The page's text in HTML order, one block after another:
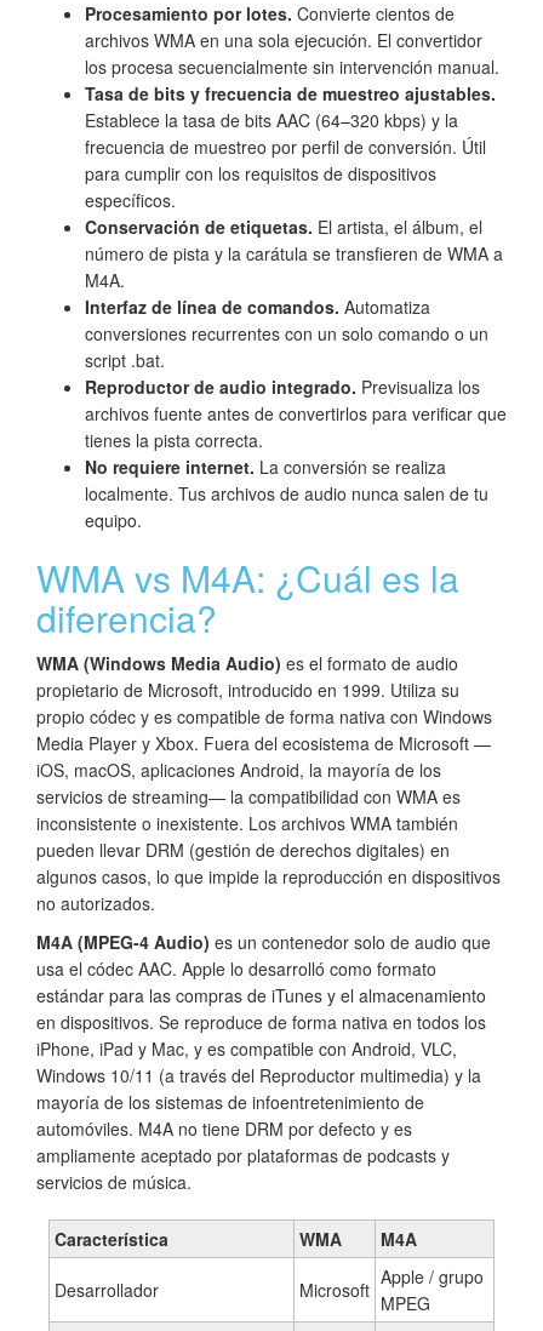
Procesamiento por lotes. Convierte cientos de
archivos WMA en una sola ejecución. El convertidor
los procesa secuencialmente sin intervención manual.
Tasa de bits y frecuencia de muestreo ajustables.
Establece la tasa de bits AAC (64–320 kbps) y la
frecuencia de muestreo por perfil de conversión. Útil
para cumplir con los requisitos de dispositivos
específicos.
Conservación de etiquetas. El artista, el álbum, el
número de pista y la carátula se transfieren de WMA a
M4A.
Interfaz de línea de comandos. Automatiza
conversiones recurrentes con un solo comando o un
script .bat.
Reproductor de audio integrado. Previsualiza los
archivos fuente antes de convertirlos para verificar que
tienes la pista correcta.
No requiere internet. La conversión se realiza
localmente. Tus archivos de audio nunca salen de tu
equipo.
WMA vs M4A: ¿Cuál es la
diferencia?
WMA (Windows Media Audio) es el formato de audio
propietario de Microsoft, introducido en 1999. Utiliza su
propio códec y es compatible de forma nativa con Windows
Media Player y Xbox. Fuera del ecosistema de Microsoft —
iOS, macOS, aplicaciones Android, la mayoría de los
servicios de streaming— la compatibilidad con WMA es
inconsistente o inexistente. Los archivos WMA también
pueden llevar DRM (gestión de derechos digitales) en
algunos casos, lo que impide la reproducción en dispositivos
no autorizados.
M4A (MPEG-4 Audio) es un contenedor solo de audio que
usa el códec AAC. Apple lo desarrolló como formato
estándar para las compras de iTunes y el almacenamiento
en dispositivos. Se reproduce de forma nativa en todos los
iPhone, iPad y Mac, y es compatible con Android, VLC,
Windows 10/11 (a través del Reproductor multimedia) y la
mayoría de los sistemas de infoentretenimiento de
automóviles. M4A no tiene DRM por defecto y es
ampliamente aceptado por plataformas de podcasts y
servicios de música.
Característica WMA M4A
Desarrollador Microsoft
Apple / grupo
MPEG